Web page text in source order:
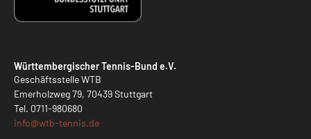
Württembergischer Tennis-Bund e.V.
Geschäftsstelle WTB
Emerholzweg 79, 70439 Stuttgart
Tel. 0711-980680
info@wtb-tennis.de